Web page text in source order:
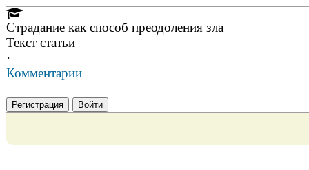
Страдание как способ преодоления зла
Текст статьи
·
Комментарии
Регистрация Войти